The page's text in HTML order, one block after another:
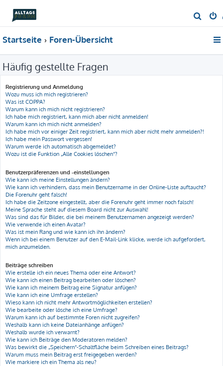
u
Startseite Foren-Übersicht
Häufig gestellte Fragen
Registrierung und Anmeldung
Wozu muss ich mich registrieren?
Was ist COPPA?
Warum kann ich mich nicht registrieren?
Ich habe mich registriert, kann mich aber nicht anmelden!
Warum kann ich mich nicht anmelden?
Ich habe mich vor einiger Zeit registriert, kann mich aber nicht mehr anmelden?!
Ich habe mein Passwort vergessen!
Warum werde ich automatisch abgemeldet?
Wozu ist die Funktion „Alle Cookies löschen“?
Benutzerpräferenzen und -einstellungen
Wie kann ich meine Einstellungen ändern?
Wie kann ich verhindern, dass mein Benutzername in der Online-Liste auftaucht?
Die Forenuhr geht falsch!
Ich habe die Zeitzone eingestellt, aber die Forenuhr geht immer noch falsch!
Meine Sprache steht auf diesem Board nicht zur Auswahl!
Was sind das für Bilder, die bei meinem Benutzernamen angezeigt werden?
Wie verwende ich einen Avatar?
Was ist mein Rang und wie kann ich ihn ändern?
Wenn ich bei einem Benutzer auf den E-Mail-Link klicke, werde ich aufgefordert,
mich anzumelden.
Beiträge schreiben
Wie erstelle ich ein neues Thema oder eine Antwort?
Wie kann ich einen Beitrag bearbeiten oder löschen?
Wie kann ich meinem Beitrag eine Signatur anfügen?
Wie kann ich eine Umfrage erstellen?
Wieso kann ich nicht mehr Antwortmöglichkeiten erstellen?
Wie bearbeite oder lösche ich eine Umfrage?
Warum kann ich auf bestimmte Foren nicht zugreifen?
Weshalb kann ich keine Dateianhänge anfügen?
Weshalb wurde ich verwarnt?
Wie kann ich Beiträge den Moderatoren melden?
Was bewirkt die „Speichern“-Schaltfläche beim Schreiben eines Beitrags?
Warum muss mein Beitrag erst freigegeben werden?
Wie markiere ich ein Thema als neu?